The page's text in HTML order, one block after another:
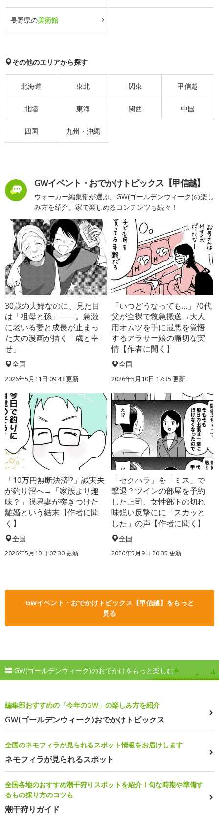
長野県の美術館
その他のエリアから探す
北海道 東北 関東 甲信越
北陸 東海 関西 中国
四国 九州・沖縄
GWイベント・おでかけトピックス【甲信越】
ウォーカー編集部が選ぶ、GW(ゴールデンウィーク)の楽し
み方を紹介。家で楽しめるコンテンツも続々！
30歳の夫婦なのに、見た目
は「祖母と孫」――。急激
に老いる妻と成長が止まっ
た夫の漫画が描く「歳と幸
せ」
全国
2026年5月11日 09:43 更新
「いつどうなっても…」70代
父が全裸で救急搬送→大人
用オムツを手に最悪を覚悟
するアラサー娘の痛切な実
情【作者に聞く】
全国
2026年5月10日 17:35 更新
「10万円無断決済!?」誠実夫
が釣り沼へ→「家族より趣
味？」限界妻が突きつけた
離婚という結末【作者に聞
く】
全国
2026年5月10日 07:30 更新
「セクハラ」を「ミス」で
撃退？ツインの部屋を予約
した上司、女性部下の切れ
味鋭い反撃にに「スカッと
した」の声【作者に聞く】
全国
2026年5月9日 20:35 更新
GWイベント・おでかけトピックス【甲信越】をもっと
見る
GW(ゴールデンウィーク)のおでかけをもっと楽しむ
編集部おすすめの「今年のGW」の楽しみ方を紹介
GW(ゴールデンウィーク)おでかけトピックス
全国のネモフィラが見られるスポット情報をお届けします
ネモフィラが見られるスポット
全国各地のおすすめ潮干狩りスポットを紹介！旬な時期や準備す
るもの採り方のコツも
潮干狩りガイド